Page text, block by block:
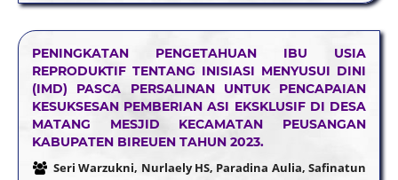
PENINGKATAN PENGETAHUAN IBU USIA
REPRODUKTIF TENTANG INISIASI MENYUSUI DINI
(IMD) PASCA PERSALINAN UNTUK PENCAPAIAN
KESUKSESAN PEMBERIAN ASI EKSKLUSIF DI DESA
MATANG MESJID KECAMATAN PEUSANGAN
KABUPATEN BIREUEN TAHUN 2023.
Seri Warzukni, Nurlaely HS, Paradina Aulia, Safinatun